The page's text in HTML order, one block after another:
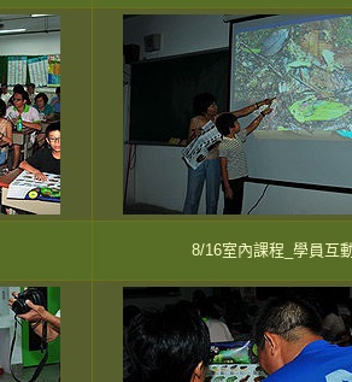
8/16室內課程_學員互